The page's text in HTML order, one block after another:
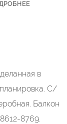
в
С/
Балкон
8769.